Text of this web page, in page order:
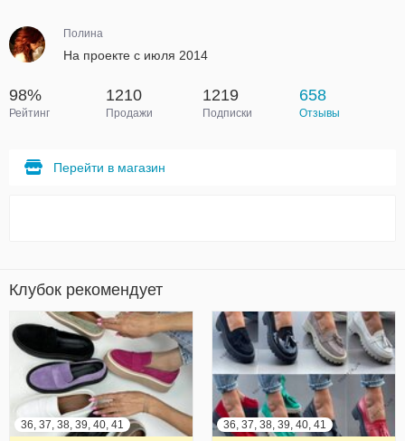
Полина
На проекте с июля 2014
98%
Рейтинг
1210
Продажи
1219
Подписки
658
Отзывы
Перейти в магазин
Клубок рекомендует
36, 37, 38, 39, 40, 41 36, 37, 38, 39, 40, 41